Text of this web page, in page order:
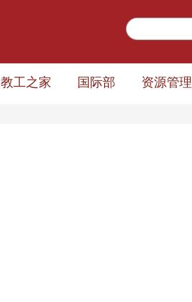
教工之家 国际部 资源管理